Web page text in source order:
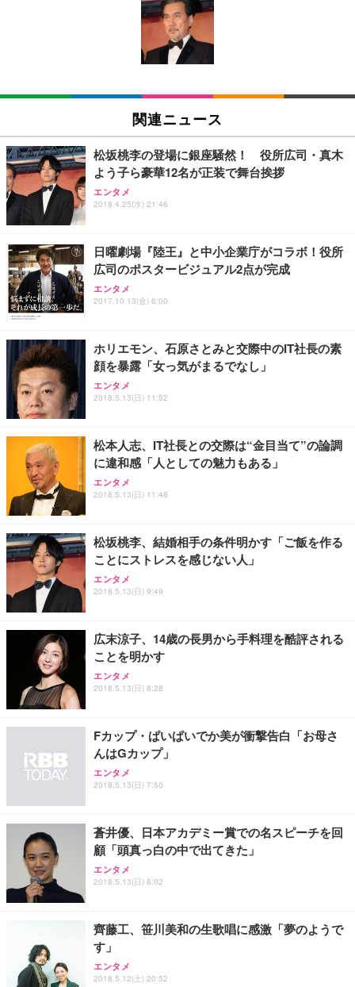
い 跳ね上げ式アームレスト コンパクト 約105度ロッ
キング pc 事務椅子 360度回転 座面昇降 強化ナイロ
ン樹脂ベース 通気性メッシュ 在宅ワーク H-WY01
(黒網+黒枠+黒足)
SIHOO B100 オフィスチェア／デスクチェア メッシ
ュチェア 人間工学 疲れない ブラック
￥27,999
Sezlife オフィスチェア デスクチェア 疲れない テレ
ワーク チェア 強化バックレスト 30度ロッキング機
能 人間工学 椅子 腰サポート 90度跳ね上げ式アーム
務用 おしゃれ パソコンチェア (ブラック)
Sezlife オフィスチェア デスクチェア 疲れない テレ
ワーク チェア 強化バックレスト 30度ロッキング機
能 人間工学 椅子 腰サポート 90度跳ね上げ式アーム
務用 おしゃれ パソコンチェア (ホワイト)
ANDWINT オフィスチェア デスクチェア 肘なし メ
ッシュ 通気性 ランバーサポート付き 腰サポート ガ
ス圧無段階昇降 360度回転 キャスター付き コンパク
EV3240X-WT | 31.5型4K UHD・USB Type-C・ホワ
￥105,595
EIZO ビジネス向けプレミアムモニター | FlexScan
￥109,572
【純正品】27"ゲーミングモニター DualSense 充電
フック付き（CFI-ZDM1J）
【整備済み品】Dell E2724HS 27インチ 液晶モニタ
ー フルHD（1920×1080）VA 非光沢 HDMI/DisplayP
ort/VGA スピーカー内蔵 高さ調整 スイベル VESA対
【MiniLED/24.5inch/280Hz/FHD】GRAPHT THE S
HOOTER Gaming Monitor 24” Essential ゲーミン
グモニター QD 24.5インチ 1ms FHD 量子ドット 残
Amazonベーシック ペットシーツ 薄型 レギュラー 1
回使い捨て 無香料 ホワイト 300枚
Amazonベーシック ペットシーツ 厚型 ワイド 42枚
x2袋(84枚) ホワイト(吸収面:ライトブルー)
￥3,234
ネオ・ルーライフ ネオ・オムツ L 中型犬用 26枚入
り 単品
Smart Basic(スマートベーシック) 【Amazon.co.jp
限定】 Smart Basic アイリスオーヤマ ペットシーツ
超厚型 お徳用 ワイド 100枚入 (x 1) (ケース販売)
アイリスオーヤマ ペットシーツ 超厚型 お徳用 レギ
ュラー 200枚入【Amazon.co.jp限定】
関連ニュース
松坂桃李の登場に銀座騒然！ 役所広司・真木
よう子ら豪華12名が正装で舞台挨拶
エンタメ
2018.4.25(水) 21:46
日曜劇場『陸王』と中小企業庁がコラボ！役所
広司のポスタービジュアル2点が完成
エンタメ
2017.10.13(金) 6:00
ホリエモン、石原さとみと交際中のIT社長の素
顔を暴露「女っ気がまるでなし」
エンタメ
2018.5.13(日) 11:52
松本人志、IT社長との交際は“金目当て”の論調
に違和感「人としての魅力もある」
エンタメ
2018.5.13(日) 11:48
松坂桃李、結婚相手の条件明かす「ご飯を作る
ことにストレスを感じない人」
エンタメ
2018.5.13(日) 9:49
広末涼子、14歳の長男から手料理を酷評される
ことを明かす
エンタメ
2018.5.13(日) 8:28
Fカップ・ぱいぱいでか美が衝撃告白「お母さ
んはGカップ」
エンタメ
2018.5.13(日) 7:50
蒼井優、日本アカデミー賞での名スピーチを回
顧「頭真っ白の中で出てきた」
エンタメ
2018.5.13(日) 8:02
齊藤工、笹川美和の生歌唱に感激「夢のようで
す」
エンタメ
2018.5.12(土) 20:52